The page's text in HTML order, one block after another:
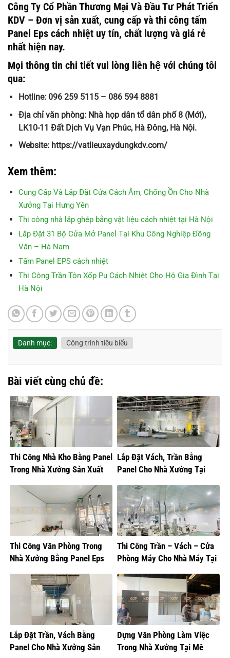
Công Ty Cổ Phần Thương Mại Và Đầu Tư Phát Triển
KDV – Đơn vị sản xuất, cung cấp và thi công tấm
Panel Eps cách nhiệt uy tín, chất lượng và giá rẻ
nhất hiện nay.
Mọi thông tin chi tiết vui lòng liên hệ với chúng tôi
qua:
Hotline: 096 259 5115 – 086 594 8881
Địa chỉ văn phòng: Nhà họp dân tổ dân phố 8 (Mới),
LK10-11 Đất Dịch Vụ Vạn Phúc, Hà Đông, Hà Nội.
Website: https://vatlieuxaydungkdv.com/
Xem thêm:
Cung Cấp Và Lắp Đặt Cửa Cách Âm, Chống Ồn Cho Nhà
Xưởng Tại Hưng Yên
Thi công nhà lắp ghép bằng vật liệu cách nhiệt tại Hà Nội
Lắp Đặt 31 Bộ Cửa Mở Panel Tại Khu Công Nghiệp Đồng
Văn – Hà Nam
Tấm Panel EPS cách nhiệt
Thi Công Trần Tôn Xốp Pu Cách Nhiệt Cho Hộ Gia Đình Tại
Hà Nội
Danh mục: Công trình tiêu biểu
Bài viết cùng chủ đề:
Thi Công Nhà Kho Bằng Panel
Trong Nhà Xưởng Sản Xuất
Lắp Đặt Vách, Trần Bằng
Panel Cho Nhà Xưởng Tại
Thi Công Văn Phòng Trong
Nhà Xưởng Bằng Panel Eps
Thi Công Trần – Vách – Cửa
Phòng Máy Cho Nhà Máy Tại
Lắp Đặt Trần, Vách Bằng
Panel Cho Nhà Xưởng Sản
Dựng Văn Phòng Làm Việc
Trong Nhà Xưởng Tại Mê